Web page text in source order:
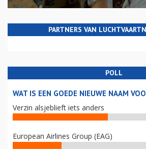
PARTNERS VAN
POLL
WAT IS EEN GOEDE NIEUWE NAAM
Verzin alsjeblieft iets anders
European Airlines Group (EAG)